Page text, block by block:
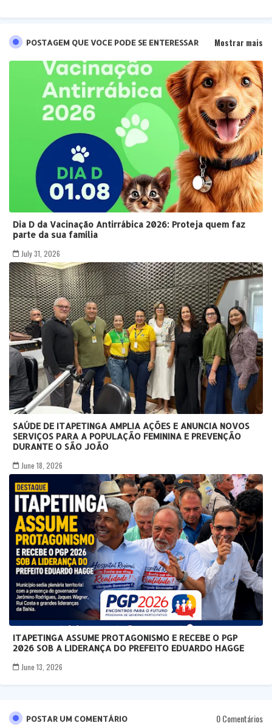
POSTAGEM QUE VOCE PODE SE ENTERESSAR Mostrar mais
Dia D da Vacinação Antirrábica 2026: Proteja quem faz
parte da sua família
July 31, 2026
SAÚDE DE ITAPETINGA AMPLIA AÇÕES E ANUNCIA NOVOS
SERVIÇOS PARA A POPULAÇÃO FEMININA E PREVENÇÃO
DURANTE O SÃO JOÃO
June 18, 2026
ITAPETINGA ASSUME PROTAGONISMO E RECEBE O PGP
2026 SOB A LIDERANÇA DO PREFEITO EDUARDO HAGGE
June 13, 2026
POSTAR UM COMENTÁRIO 0 Comentários